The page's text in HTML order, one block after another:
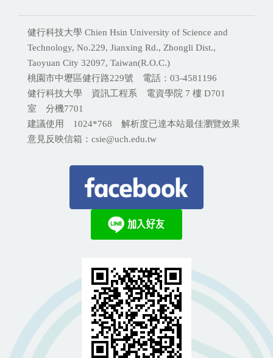
健行科技大學 Chien Hsin University of Science and
Technology, No.229, Jianxing Rd., Zhongli Dist.,
Taoyuan City 32097, Taiwan(R.O.C.)
桃園市中壢區健行路229號 電話：03-4581196
健行科技大學 資訊工程系 電資學院 7 樓 D701
室 分機7701
建議使用 1024*768 解析度已達本站最佳瀏覽效果
意見反映信箱：csie@uch.edu.tw